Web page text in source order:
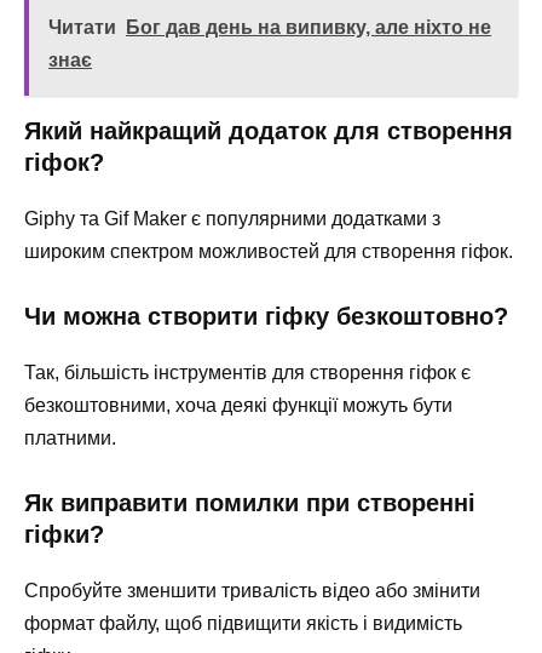
Читати
Бог дав день на випивку, але ніхто не
знає
Який найкращий додаток для створення
гіфок?
Giphy та Gif Maker є популярними додатками з
широким спектром можливостей для створення гіфок.
Чи можна створити гіфку безкоштовно?
Так, більшість інструментів для створення гіфок є
безкоштовними, хоча деякі функції можуть бути
платними.
Як виправити помилки при створенні
гіфки?
Спробуйте зменшити тривалість відео або змінити
формат файлу, щоб підвищити якість і видимість